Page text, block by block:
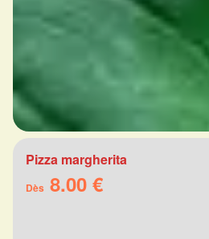
Pizza margherita
Dès 8.00 €